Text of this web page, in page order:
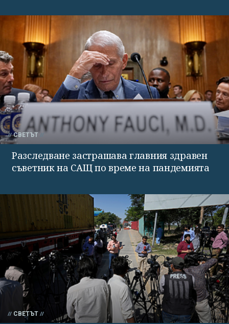
СВЕТЪТ
Разследване застрашава главния здравен
съветник на САЩ по време на пандемията
СВЕТЪТ